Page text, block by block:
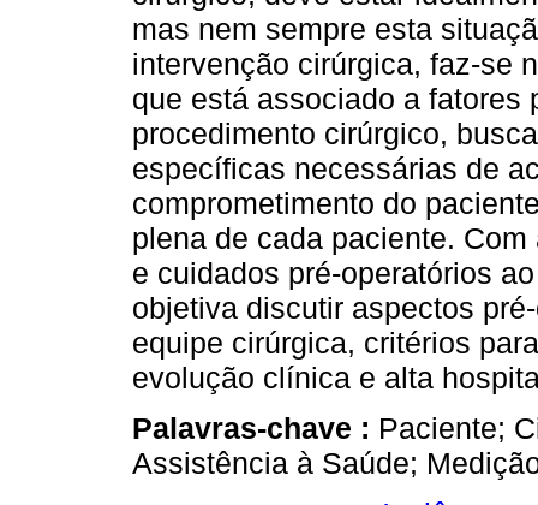
mas nem sempre esta
intervenção cirúrgica, faz-se
que está associado a fatores
procedimento cirúrgico,
específicas necessárias de
comprometimento do
plena de cada paciente.
e cuidados pré-operatórios
objetiva discutir aspectos
equipe cirúrgica, critérios
evolução clínica e alta
Palavras-chave : Paciente;
Assistência à Saúde;